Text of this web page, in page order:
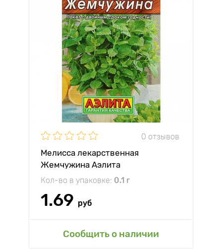
0 отзывов
Мелисса лекарственная
Жемчужина Аэлита
Кол-во в упаковке: 0.1 г
1.69 руб
Сообщить о наличии